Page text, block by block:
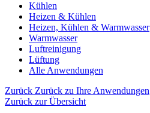
Kühlen
Heizen & Kühlen
Heizen, Kühlen & Warmwasser
Warmwasser
Luftreinigung
Lüftung
Alle Anwendungen
Zurück Zurück zu Ihre Anwendungen
Zurück zur Übersicht